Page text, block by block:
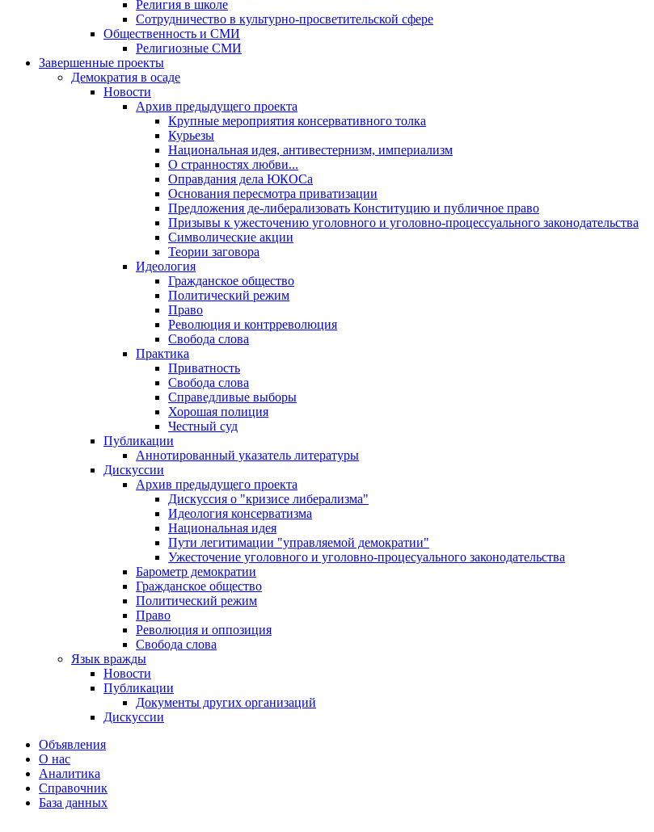
Религия в школе
Сотрудничество в культурно-просветительской сфере
Общественность и СМИ
Религиозные СМИ
Завершенные проекты
Демократия в осаде
Новости
Архив предыдущего проекта
Крупные мероприятия консервативного толка
Курьезы
Национальная идея, антивестернизм, империализм
О странностях любви...
Оправдания дела ЮКОСа
Основания пересмотра приватизации
Предложения де-либерализовать Конституцию и публичное право
Призывы к ужесточению уголовного и уголовно-процессуального законодательства
Символические акции
Теории заговора
Идеология
Гражданское общество
Политический режим
Право
Революция и контрреволюция
Свобода слова
Практика
Приватность
Свобода слова
Справедливые выборы
Хорошая полиция
Честный суд
Публикации
Аннотированный указатель литературы
Дискуссии
Архив предыдущего проекта
Дискуссия о "кризисе либерализма"
Идеология консерватизма
Национальная идея
Пути легитимации "управляемой демократии"
Ужесточение уголовного и уголовно-процесуального законодательства
Барометр демократии
Гражданское общество
Политический режим
Право
Революция и оппозиция
Свобода слова
Язык вражды
Новости
Публикации
Документы других организаций
Дискуссии
Объявления
О нас
Аналитика
Справочник
База данных